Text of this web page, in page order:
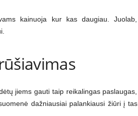
kainuoja kur kas daugiau. Juolab,
jiems gauti taip reikalingas paslaugas,
dažniausiai palankiausi žiūri į tas